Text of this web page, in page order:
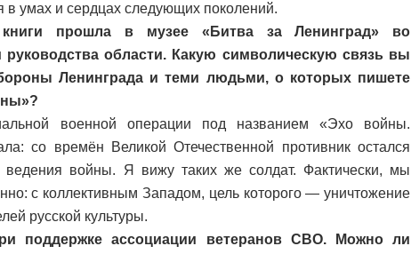
в умах и сердцах следующих поколений.
прошла в музее «Битва за Ленинград» во
руководства области. Какую символическую связь вы
Ленинграда и теми людьми, о которых пишете
военной операции под названием «Эхо войны.
со времён Великой Отечественной противник остался
войны. Я вижу таких же солдат. Фактически, мы
с коллективным Западом, цель которого — уничтожение
русской культуры.
поддержке ассоциации ветеранов СВО. Можно ли